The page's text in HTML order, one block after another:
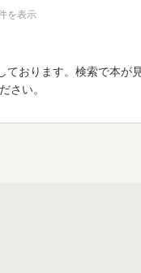
を表示
おります。検索で本が
さい。